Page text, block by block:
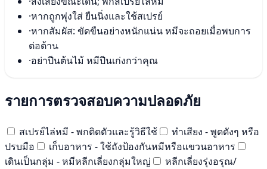
·หากถูกพุ่งใส่ ยืนนิ่งและใช้สเปรย์
·หากสัมผัส: ขัดขืนอย่างหนักแน่น หมีจะถอยเมื่อพบการ
ต่อต้าน
·อย่าปีนต้นไม้ หมีปีนเก่งกว่าคุณ
รายการตรวจสอบความปลอดภัย
สเปรย์ไล่หมี - พกติดตัวและรู้วิธีใช้
ทำเสียง - พูดดังๆ หรือ
ปรบมือ
เก็บอาหาร - ใช้ถังป้องกันหมีหรือแขวนอาหาร
เดินเป็นกลุ่ม - หมีหลีกเลี่ยงกลุ่มใหญ่
หลีกเลี่ยงรุ่งอรุณ/